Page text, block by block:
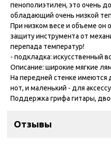
пенополиэтилен, это очень
обладающий очень низкой
При низком весе и объеме он
защиту инструмента от
перепада температур!
- подкладка: искусственный
Описание: широкие мягкие
На передней стенке имеются
нот, и маленький - для
Поддержка грифа гитары,
Отзывы